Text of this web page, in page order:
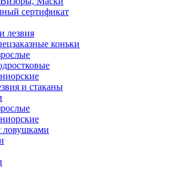
сертификат
лезвия
коньки
и стаканы
ловушками